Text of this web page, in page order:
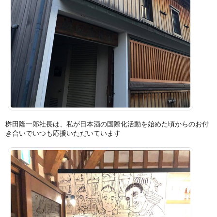
桝田隆一郎社長は、私が日本酒の国際化活動を始めた頃からのお付
き合いでいつも応援いただいています